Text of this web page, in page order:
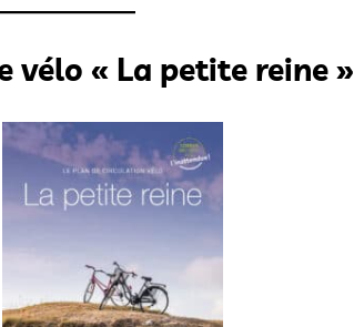
vélo « La petite reine »